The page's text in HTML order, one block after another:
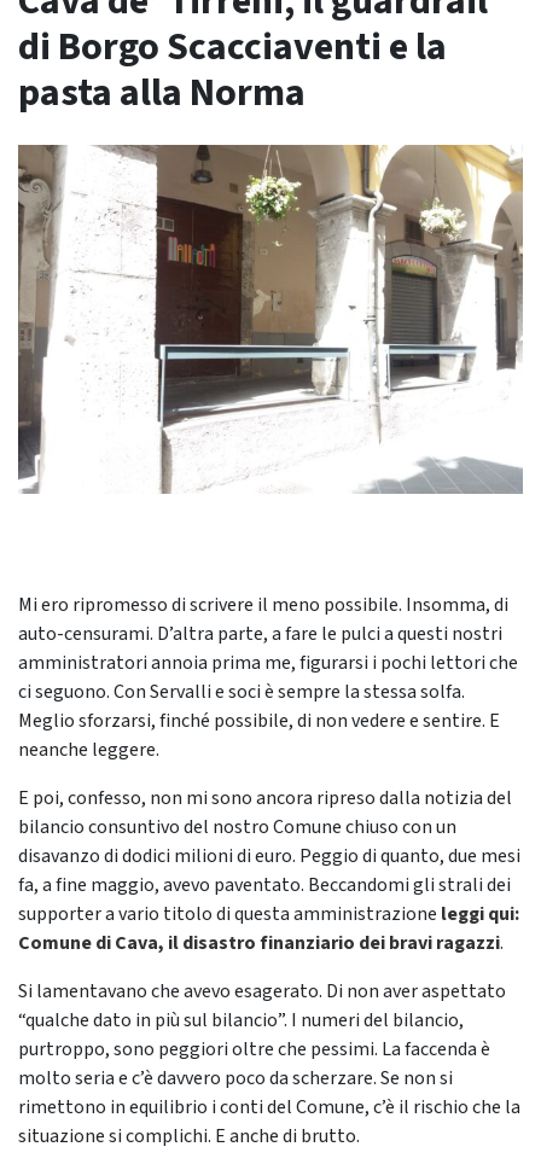
di Borgo Scacciaventi e la
pasta alla Norma
Mi ero ripromesso di scrivere il meno possibile. Insomma, di
auto-censurami. D’altra parte, a fare le pulci a questi nostri
amministratori annoia prima me, figurarsi i pochi lettori che
ci seguono. Con Servalli e soci è sempre la stessa solfa.
Meglio sforzarsi, finché possibile, di non vedere e sentire. E
neanche leggere.
E poi, confesso, non mi sono ancora ripreso dalla notizia del
bilancio consuntivo del nostro Comune chiuso con un
disavanzo di dodici milioni di euro. Peggio di quanto, due mesi
fa, a fine maggio, avevo paventato. Beccandomi gli strali dei
supporter a vario titolo di questa amministrazione leggi qui:
Comune di Cava, il disastro finanziario dei bravi ragazzi.
Si lamentavano che avevo esagerato. Di non aver aspettato
“qualche dato in più sul bilancio”. I numeri del bilancio,
purtroppo, sono peggiori oltre che pessimi. La faccenda è
molto seria e c’è davvero poco da scherzare. Se non si
rimettono in equilibrio i conti del Comune, c’è il rischio che la
situazione si complichi. E anche di brutto.